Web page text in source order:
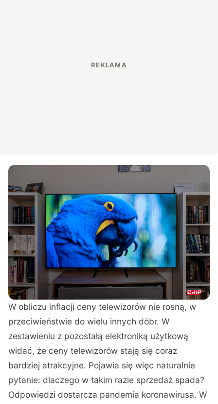
W obliczu inflacji ceny telewizorów nie rosną, w
przeciwieństwie do wielu innych dóbr. W
zestawieniu z pozostałą elektroniką użytkową
widać, że ceny telewizorów stają się coraz
bardziej atrakcyjne. Pojawia się więc naturalnie
pytanie: dlaczego w takim razie sprzedaż spada?
Odpowiedzi dostarcza pandemia koronawirusa. W